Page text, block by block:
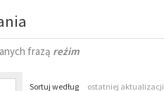
frazą reżim
Sortuj według ostatniej aktualizacji